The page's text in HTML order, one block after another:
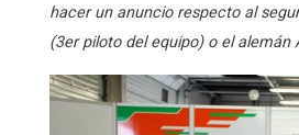
hacer un anuncio respecto al
(3er piloto del equipo) o el